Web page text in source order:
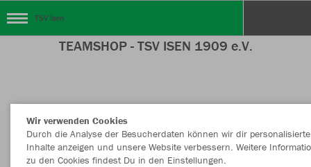
TSV Isen
TEAMSHOP - TSV ISEN 1909 e.V.
Wir verwenden Cookies
Durch die Analyse der Besucherdaten können wir dir personalisierte
Inhalte anzeigen und unsere Website verbessern. Weitere
zu den Cookies findest Du in den Einstellungen.